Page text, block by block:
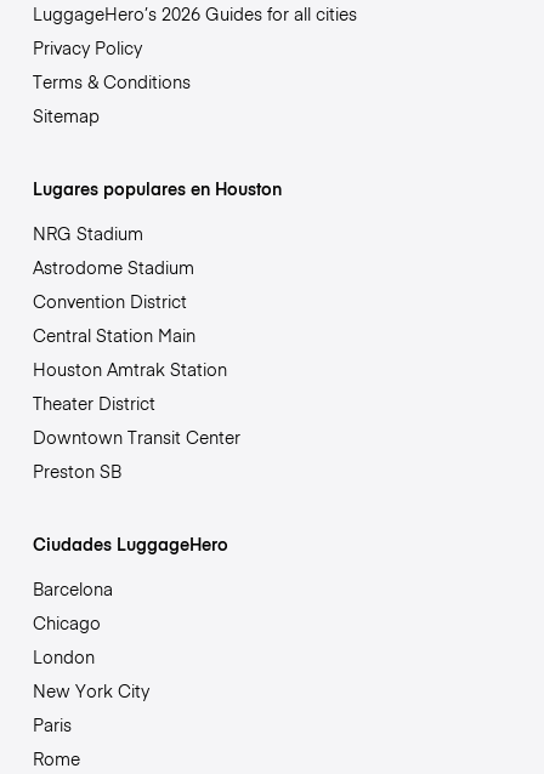
LuggageHero’s 2026 Guides for all cities
Privacy Policy
Terms & Conditions
Sitemap
Lugares populares en Houston
NRG Stadium
Astrodome Stadium
Convention District
Central Station Main
Houston Amtrak Station
Theater District
Downtown Transit Center
Preston SB
Ciudades LuggageHero
Barcelona
Chicago
London
New York City
Paris
Rome